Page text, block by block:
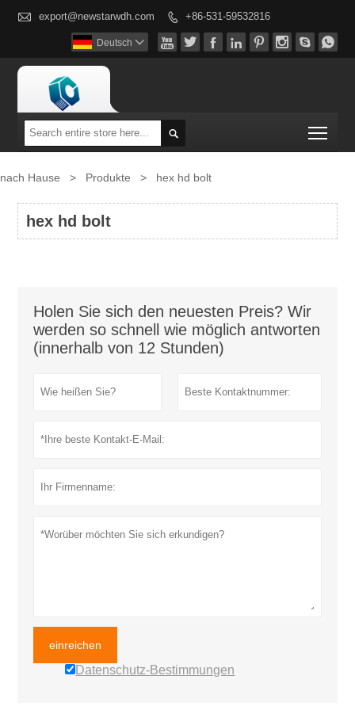
 export@newstarwdh.com  +86-531-59532816
       
Deutsch 

nach Hause > Produkte > hex hd bolt
hex hd bolt
Holen Sie sich den neuesten Preis? Wir
werden so schnell wie möglich antworten
(innerhalb von 12 Stunden)
einreichen
Datenschutz-Bestimmungen